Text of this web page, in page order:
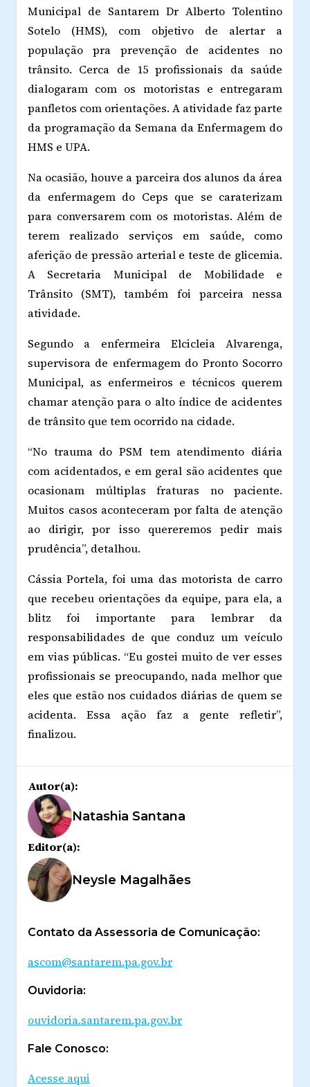
Municipal de Santarem Dr Alberto Tolentino
Sotelo (HMS), com objetivo de alertar a
população pra prevenção de acidentes no
trânsito. Cerca de 15 profissionais da saúde
dialogaram com os motoristas e entregaram
panfletos com orientações. A atividade faz parte
da programação da Semana da Enfermagem do
HMS e UPA.
Na ocasião, houve a parceira dos alunos da área
da enfermagem do Ceps que se caraterizam
para conversarem com os motoristas. Além de
terem realizado serviços em saúde, como
aferição de pressão arterial e teste de glicemia.
A Secretaria Municipal de Mobilidade e
Trânsito (SMT), também foi parceira nessa
atividade.
Segundo a enfermeira Elcicleia Alvarenga,
supervisora de enfermagem do Pronto Socorro
Municipal, as enfermeiros e técnicos querem
chamar atenção para o alto índice de acidentes
de trânsito que tem ocorrido na cidade.
“No trauma do PSM tem atendimento diária
com acidentados, e em geral são acidentes que
ocasionam múltiplas fraturas no paciente.
Muitos casos aconteceram por falta de atenção
ao dirigir, por isso quereremos pedir mais
prudência”, detalhou.
Cássia Portela, foi uma das motorista de carro
que recebeu orientações da equipe, para ela, a
blitz foi importante para lembrar da
responsabilidades de que conduz um veículo
em vias públicas. “Eu gostei muito de ver esses
profissionais se preocupando, nada melhor que
eles que estão nos cuidados diárias de quem se
acidenta. Essa ação faz a gente refletir”,
finalizou.
Autor(a):
Natashia Santana
Editor(a):
Neysle Magalhães
Contato da Assessoria de Comunicação:
ascom@santarem.pa.gov.br
Ouvidoria:
ouvidoria.santarem.pa.gov.br
Fale Conosco:
Acesse aqui